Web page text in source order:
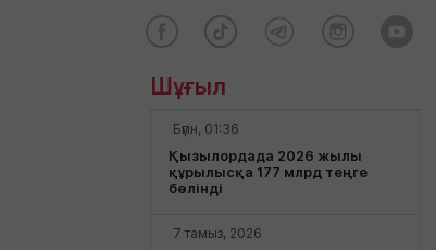
Шұғыл
Бүгін, 01:36
Қызылордада 2026 жылы
құрылысқа 177 млрд теңге
бөлінді
7 тамыз, 2026